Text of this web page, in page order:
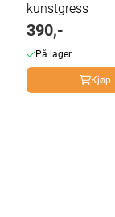
kunstgress
390,-
På lager
Kjøp